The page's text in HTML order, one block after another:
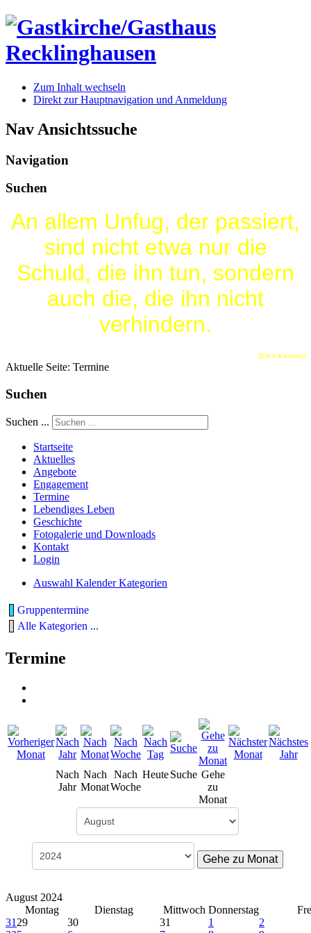
Zum Inhalt wechseln
Direkt zur Hauptnavigation und Anmeldung
Nav Ansichtssuche
Navigation
Suchen
An allem Unfug, der passiert,
sind nicht etwa nur die
Schuld, die ihn tun, sondern
auch die, die ihn nicht
verhindern.
(Erich Kästner)
Aktuelle Seite: Termine
Suchen
Suchen ...
Startseite
Aktuelles
Angebote
Engagement
Termine
Lebendiges Leben
Geschichte
Fotogalerie und Downloads
Kontakt
Login
Auswahl Kalender Kategorien
Gruppentermine
Alle Kategorien ...
Termine
Nach
Jahr
Nach
Monat
Nach
Woche
HeuteSuche Gehe
zu
Monat
Gehe zu Monat
August 2024
Montag
Dienstag Mittwoch Donnerstag
31 29 30 31 1
2